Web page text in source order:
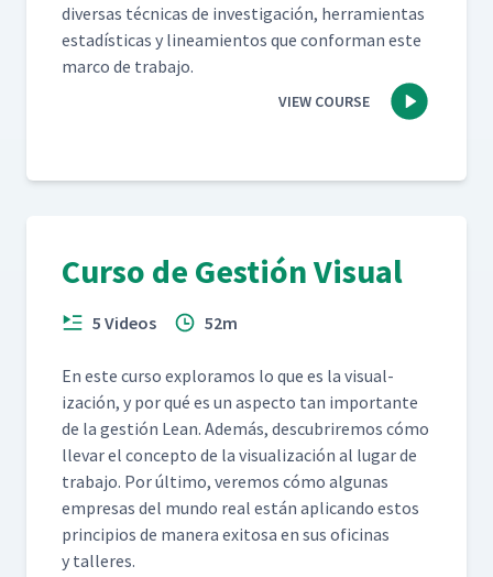
diver­sas téc­ni­cas de inves­ti­gación, her­ramien­tas
estadís­ti­cas y lin­eamien­tos que con­for­man este
mar­co de trabajo.
VIEW COURSE
Curso de Gestión Visual
5 Videos 52m
En este cur­so explo­ramos lo que es la visu­al­
ización, y por qué es un aspec­to tan impor­tante
de la gestión Lean. Además, des­cubrire­mos cómo
lle­var el con­cep­to de la visu­al­ización al lugar de
tra­ba­jo. Por últi­mo, ver­e­mos cómo algu­nas
empre­sas del mun­do real están apli­can­do estos
prin­ci­p­ios de man­era exi­tosa en sus ofic­i­nas
y talleres.